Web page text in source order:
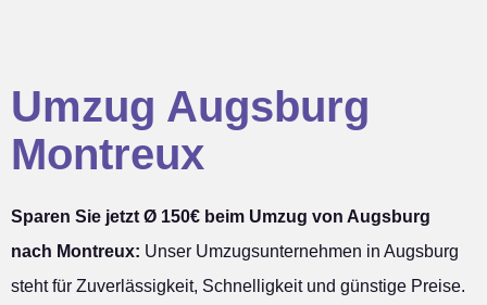
Umzug Augsburg
Montreux
Sparen Sie jetzt Ø 150€ beim Umzug von Augsburg
nach Montreux: Unser Umzugsunternehmen in Augsburg
steht für Zuverlässigkeit, Schnelligkeit und günstige Preise.